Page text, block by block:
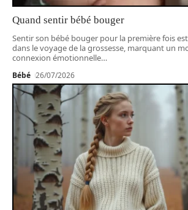
Quand sentir bébé bouger
Sentir son bébé bouger pour la première fois
dans le voyage de la grossesse, marquant un
connexion émotionnelle…
Bébé 26/07/2026